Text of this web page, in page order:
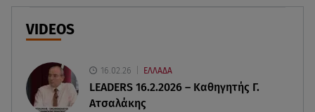
05.08.26 , 23:39
Άριελ Κωνσταντινίδη: «Αντιμετωπίζουν τον
05.08.26 , 23:20
Η Μέγκαν Μαρκλ έγινε 45! Ο ξέφρενος χορός με
VIDEOS
16.02.26 ΕΛΛΑΔΑ
LEADERS 16.2.2026 – Καθηγητής Γ.
Ατσαλάκης